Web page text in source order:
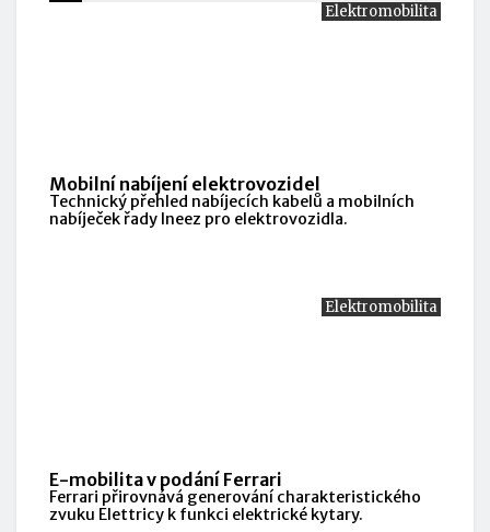
Elektromobilita
Mobilní nabíjení elektrovozidel
Technický přehled nabíjecích kabelů a mobilních
nabíječek řady Ineez pro elektrovozidla.
Elektromobilita
E-mobilita v podání Ferrari
Ferrari přirovnává generování charakteristického
zvuku Elettricy k funkci elektrické kytary.